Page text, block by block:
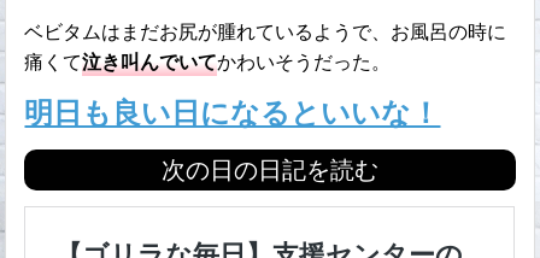
ベビタムはまだお尻が腫れているようで、お風呂の時に
痛くて泣き叫んでいてかわいそうだった。
明日も良い日になるといいな！
次の日の日記を読む